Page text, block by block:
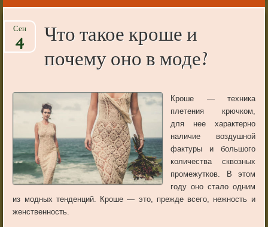
Skip to content
Что такое кроше и
почему оно в моде?
Сен
4
Кроше — техника
плетения крючком,
для нее характерно
наличие воздушной
фактуры и большого
количества сквозных
промежутков. В этом
году оно стало одним
из модных тенденций. Кроше — это, прежде всего, нежность и
женственность.